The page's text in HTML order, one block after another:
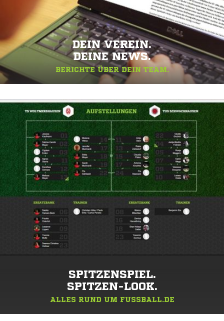
DEIN VEREIN.
DEINE NEWS.
BERICHTE ÜBER DEIN TEAM.
SPITZENSPIEL.
SPITZEN-LOOK.
ALLES RUND UM FUSSBALL.DE